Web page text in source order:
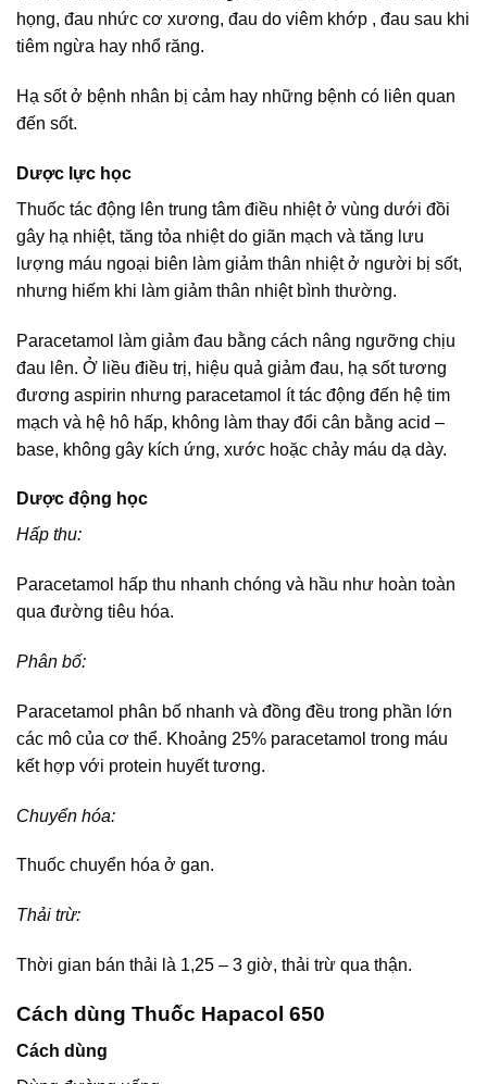
họng, đau nhức cơ xương, đau do viêm khớp , đau sau khi
tiêm ngừa hay nhổ răng.
Hạ sốt ở bệnh nhân bị cảm hay những bệnh có liên quan
đến sốt.
Dược lực học
Thuốc tác động lên trung tâm điều nhiệt ở vùng dưới đồi
gây hạ nhiệt, tăng tỏa nhiệt do giãn mạch và tăng lưu
lượng máu ngoại biên làm giảm thân nhiệt ở người bị sốt,
nhưng hiếm khi làm giảm thân nhiệt bình thường.
Paracetamol làm giảm đau bằng cách nâng ngưỡng chịu
đau lên. Ở liều điều trị, hiệu quả giảm đau, hạ sốt tương
đương aspirin nhưng paracetamol ít tác động đến hệ tim
mạch và hệ hô hấp, không làm thay đổi cân bằng acid –
base, không gây kích ứng, xước hoặc chảy máu dạ dày.
Dược động học
Hấp thu:
Paracetamol hấp thu nhanh chóng và hầu như hoàn toàn
qua đường tiêu hóa.
Phân bố:
Paracetamol phân bố nhanh và đồng đều trong phần lớn
các mô của cơ thể. Khoảng 25% paracetamol trong máu
kết hợp với protein huyết tương.
Chuyển hóa:
Thuốc chuyển hóa ở gan.
Thải trừ:
Thời gian bán thải là 1,25 – 3 giờ, thải trừ qua thận.
Cách dùng Thuốc Hapacol 650
Cách dùng